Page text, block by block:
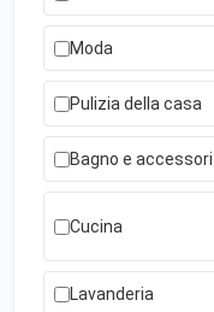
Moda
Pulizia della casa
Bagno e accessori
Cucina
Lavanderia